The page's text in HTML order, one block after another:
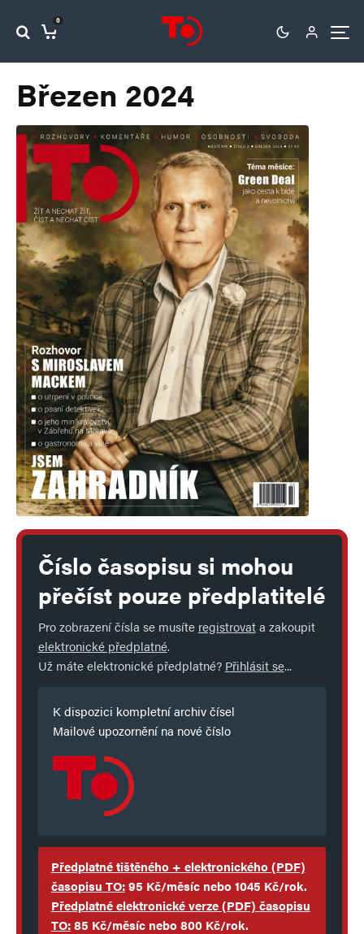
0
Březen 2024
Číslo časopisu si mohou
přečíst pouze předplatitelé
Pro zobrazení čísla se musíte registrovata zakoupit
elektronické předplatné.
Už máte elektronické předplatné? Přihlásit se...
K dispozici kompletní archiv čísel
Mailové upozornění na nové číslo
Předplatné tištěného + elektronického(PDF)
časopisu TO:95 Kč/měsíc nebo 1045 Kč/rok.
Předplatné elektronické verze(PDF) časopisu
TO:85 Kč/měsíc nebo 800 Kč/rok.